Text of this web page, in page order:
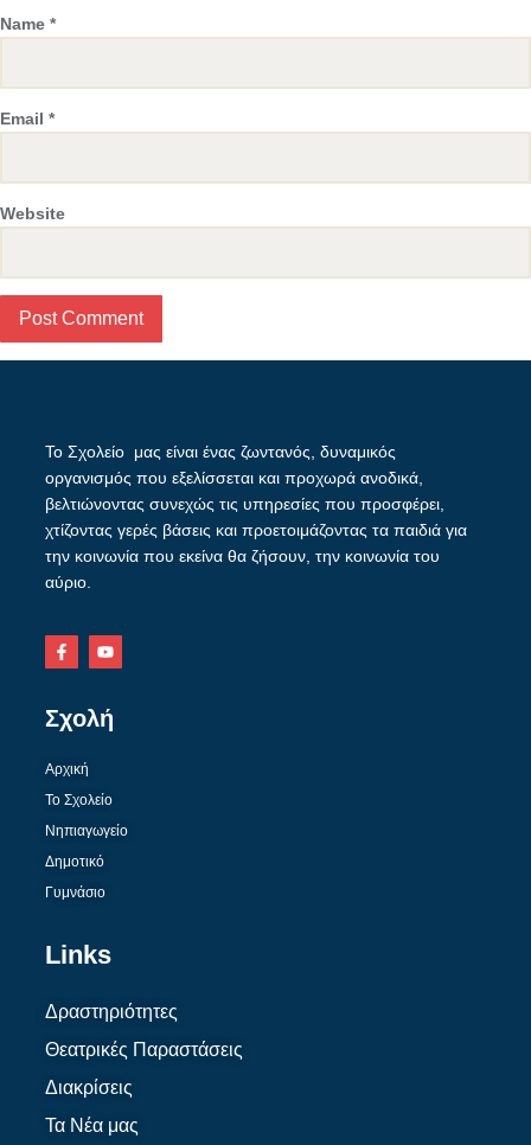
Name *
Email *
Website
Το Σχολείο μας είναι ένας ζωντανός, δυναμικός
οργανισμός που εξελίσσεται και προχωρά ανοδικά,
βελτιώνοντας συνεχώς τις υπηρεσίες που προσφέρει,
χτίζοντας γερές βάσεις και προετοιμάζοντας τα παιδιά για
την κοινωνία που εκείνα θα ζήσουν, την κοινωνία του
αύριο.
Σχολή
Αρχική
Το Σχολείο
Νηπιαγωγείο
Δημοτικό
Γυμνάσιο
Links
Δραστηριότητες
Θεατρικές Παραστάσεις
Διακρίσεις
Τα Νέα μας